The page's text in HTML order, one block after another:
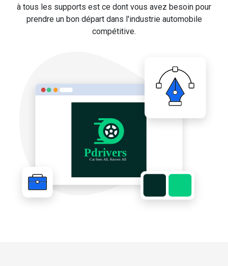
à tous les supports est ce dont vous avez besoin pour
prendre un bon départ dans l'industrie automobile
compétitive.